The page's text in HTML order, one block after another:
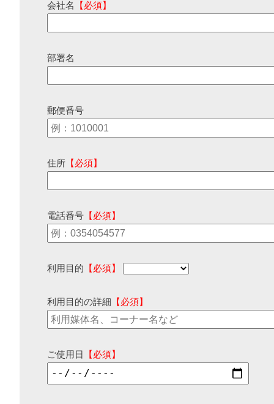
会社名 【必須】
部署名
郵便番号
住所 【必須】
電話番号 【必須】
利用目的 【必須】
利用目的の詳細 【必須】
ご使用日 【必須】